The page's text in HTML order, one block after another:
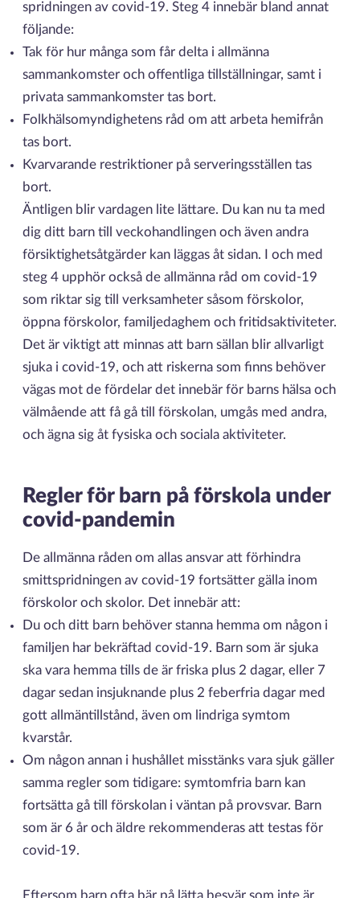
spridningen av covid-19. Steg 4 innebär bland annat
följande:
Tak för hur många som får delta i allmänna
sammankomster och offentliga tillställningar, samt i
privata sammankomster tas bort.
Folkhälsomyndighetens råd om att arbeta hemifrån
tas bort.
Kvarvarande restriktioner på serveringsställen tas
bort.
Äntligen blir vardagen lite lättare. Du kan nu ta med
dig ditt barn till veckohandlingen och även andra
försiktighetsåtgärder kan läggas åt sidan. I och med
steg 4 upphör också de allmänna råd om covid-19
som riktar sig till verksamheter såsom förskolor,
öppna förskolor, familjedaghem och fritidsaktiviteter.
Det är viktigt att minnas att barn sällan blir allvarligt
sjuka i covid-19, och att riskerna som finns behöver
vägas mot de fördelar det innebär för barns hälsa och
välmående att få gå till förskolan, umgås med andra,
och ägna sig åt fysiska och sociala aktiviteter.
Regler för barn på förskola under
covid-pandemin
De allmänna råden om allas ansvar att förhindra
smittspridningen av covid-19 fortsätter gälla inom
förskolor och skolor. Det innebär att:
Du och ditt barn behöver stanna hemma om någon i
familjen har bekräftad covid-19. Barn som är sjuka
ska vara hemma tills de är friska plus 2 dagar, eller 7
dagar sedan insjuknande plus 2 feberfria dagar med
gott allmäntillstånd, även om lindriga symtom
kvarstår.
Om någon annan i hushållet misstänks vara sjuk gäller
samma regler som tidigare: symtomfria barn kan
fortsätta gå till förskolan i väntan på provsvar. Barn
som är 6 år och äldre rekommenderas att testas för
covid-19.